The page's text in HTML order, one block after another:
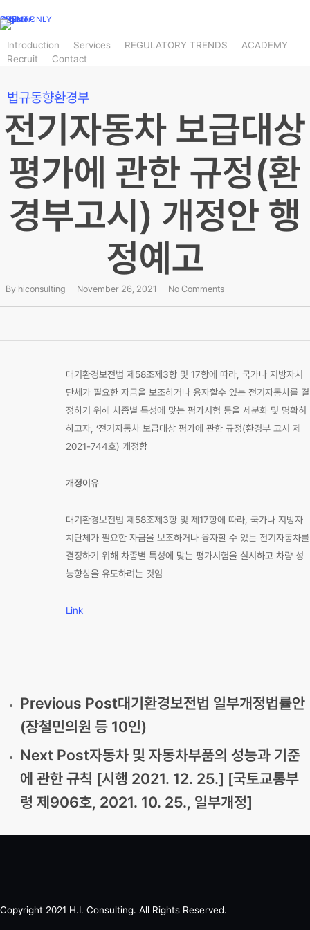
to
main
content
CLIENT ONLY
SITEMAP
KOR
CHN
Log In
Register
Introduction Services REGULATORY TRENDS
ACADEMY
Recruit
Contact
법규동향환경부
전기자동차 보급대상
평가에 관한 규정(환
경부고시) 개정안 행
정예고
By hiconsulting November 26, 2021 No Comments
대기환경보전법 제58조제3항 및 17항에 따라, 국가나 지방자치
단체가 필요한 자금을 보조하거나 융자할수 있는 전기자동차를 결
정하기 위해 차종별 특성에 맞는 평가시험 등을 세분화 및 명확히
하고자, ‘전기자동차 보급대상 평가에 관한 규정(환경부 고시 제
2021-744호) 개정함
개정이유
대기환경보전법 제58조제3항 및 제17항에 따라, 국가나 지방자
치단체가 필요한 자금을 보조하거나 융자할 수 있는 전기자동차를
결정하기 위해 차종별 특성에 맞는 평가시험을 실시하고 차량 성
능향상을 유도하려는 것임
Link
Previous Post대기환경보전법 일부개정법률안
(장철민의원 등 10인)
Next Post자동차 및 자동차부품의 성능과 기준
에 관한 규칙 [시행 2021. 12. 25.] [국토교통부
령 제906호, 2021. 10. 25., 일부개정]
Copyright 2021 H.I. Consulting. All Rights Reserved.​